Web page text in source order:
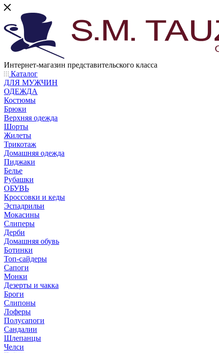
Интернет-магазин представительского класса
Каталог
ДЛЯ МУЖЧИН
ОДЕЖДА
Костюмы
Брюки
Верхняя одежда
Шорты
Жилеты
Трикотаж
Домашняя одежда
Пиджаки
Белье
Рубашки
ОБУВЬ
Кроссовки и кеды
Эспадрильи
Мокасины
Слиперы
Дерби
Домашняя обувь
Ботинки
Топ-сайдеры
Сапоги
Монки
Дезерты и чакка
Броги
Слипоны
Лоферы
Полусапоги
Сандалии
Шлепанцы
Челси